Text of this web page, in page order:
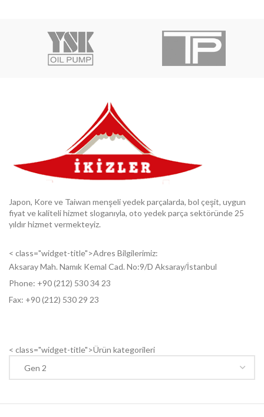
Japon, Kore ve Taiwan menşeli yedek parçalarda, bol çeşit, uygun
fiyat ve kaliteli hizmet sloganıyla, oto yedek parça sektöründe 25
yıldır hizmet vermekteyiz.
< class="widget-title">Adres Bilgilerimiz:
Aksaray Mah. Namık Kemal Cad. No:9/D Aksaray/İstanbul
Phone: +90 (212) 530 34 23
Fax: +90 (212) 530 29 23
< class="widget-title">Ürün kategorileri